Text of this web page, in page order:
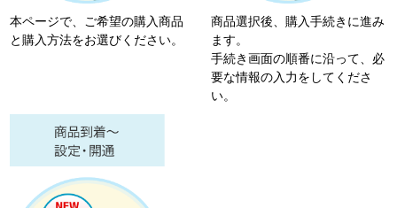
本ページで、ご希望の購入商品
と購入方法をお選びください。
商品選択後、購入手続きに進み
ます。
手続き画面の順番に沿って、必
要な情報の入力をしてくださ
い。